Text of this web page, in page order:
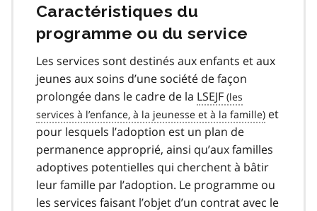
Caractéristiques du
programme ou du service
Les services sont destinés aux enfants et aux
jeunes aux soins d’une société de façon
prolongée dans le cadre de la LSEJF
et
pour lesquels l’adoption est un plan de
permanence approprié, ainsi qu’aux familles
adoptives potentielles qui cherchent à bâtir
leur famille par l’adoption. Le programme ou
les services faisant l’objet d’un contrat avec le